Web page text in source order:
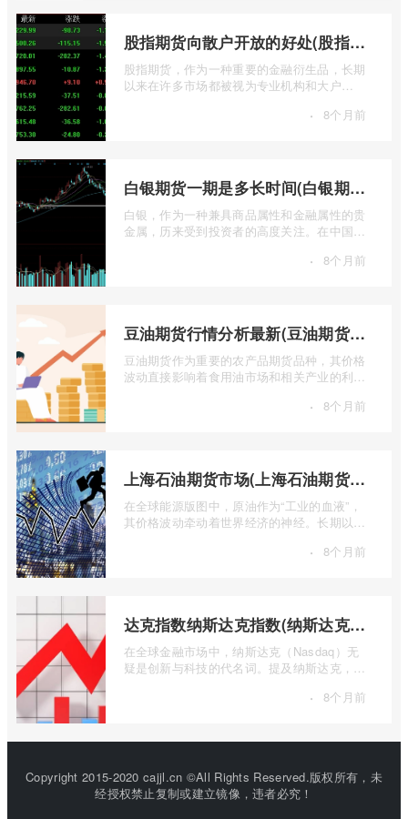
股指期货向散户开放的好处(股指期货对利空信息更加敏感吗)
股指期货，作为一种重要的金融衍生品，长期
以来在许多市场都被视为专业机构和大户
· 8个月前
白银期货一期是多长时间(白银期货涨幅一天最高多少)
白银，作为一种兼具商品属性和金融属性的贵
金属，历来受到投资者的高度关注。在中国市
· 8个月前
豆油期货行情分析最新(豆油期货行情实时行情)
豆油期货作为重要的农产品期货品种，其价格
波动直接影响着食用油市场和相关产业的利
· 8个月前
上海石油期货市场(上海石油期货市场行情)
在全球能源版图中，原油作为“工业的血液”，
其价格波动牵动着世界经济的神经。长期以
· 8个月前
达克指数纳斯达克指数(纳斯达克指数与纳斯达克100的区别)
在全球金融市场中，纳斯达克（Nasdaq）无
疑是创新与科技的代名词。提及纳斯达克，人
· 8个月前
Copyright 2015-2020 cajjl.cn ©All Rights Reserved.版权所有，未
经授权禁止复制或建立镜像，违者必究！